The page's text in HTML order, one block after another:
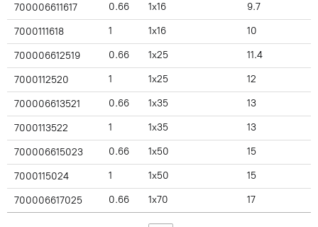
700006611617 0.66 1x16 9.7
7000111618 1 1x16 10
700006612519 0.66 1x25 11.4
7000112520 1 1x25 12
700006613521 0.66 1x35 13
7000113522 1 1x35 13
700006615023 0.66 1x50 15
7000115024 1 1x50 15
700006617025 0.66 1x70 17